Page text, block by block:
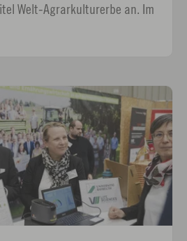
Welt-Agrarkulturerbe an. Im